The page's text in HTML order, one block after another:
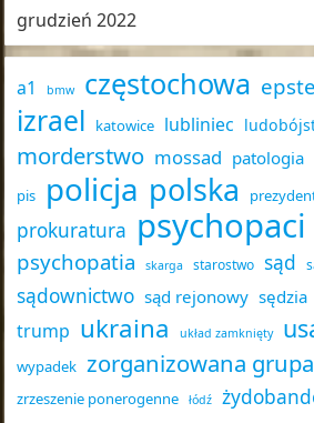
grudzień 2022
a1 bmw częstochowa
izrael katowice lubliniec
morderstwo mossad patologia
pis policja polska
prokuratura psychopaci
psychopatia
skarga starostwo sąd
sądownictwo sąd rejonowy sędzia
trump ukraina układ zamknięty
wypadek zorganizowana
zrzeszenie ponerogenne łódź